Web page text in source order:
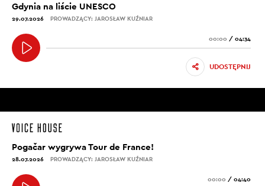
Gdynia na liście UNESCO
29.07.2026 PROWADZĄCY: JAROSŁAW KUŹNIAR
00:00 / 04:34
UDOSTĘPNIJ
Pogačar wygrywa Tour de France!
28.07.2026 PROWADZĄCY: JAROSŁAW KUŹNIAR
00:00 / 04:40